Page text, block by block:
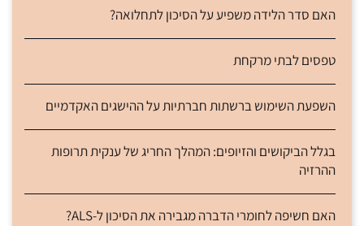
האם סדר הלידה משפיע על הסיכון לתחלואה?
טפסים לבתי מרקחת
השפעת השימוש ברשתות חברתיות על ההישגים האקדמיים
בגלל הביקושים והזיופים: המהלך החריג של ענקית תרופות
ההרזיה
האם חשיפה לחומרי הדברה מגבירה את הסיכון ל-ALS?